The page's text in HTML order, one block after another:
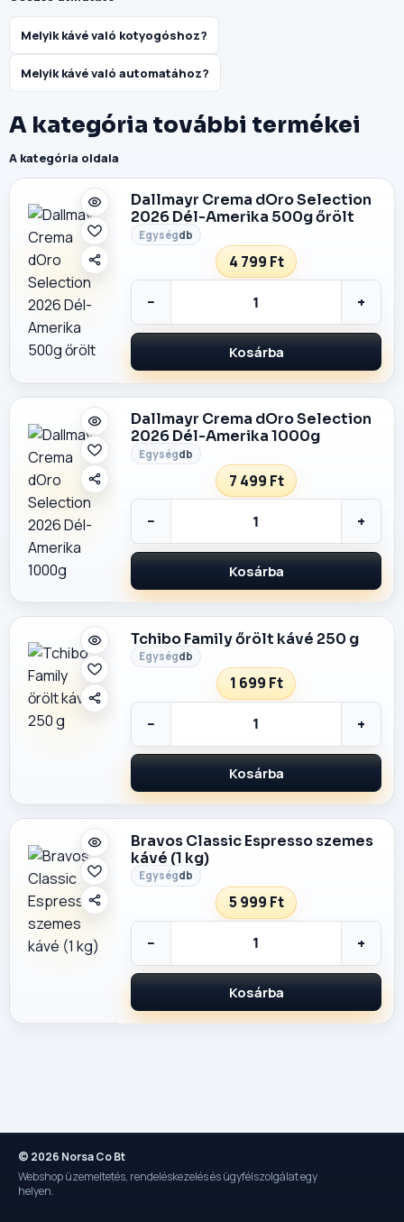
Melyik kávé való kotyogóshoz?
Melyik kávé való automatához?
A kategória további termékei
A kategória oldala
Dallmayr Crema dOro Selection
2026 Dél-Amerika 500g őrölt
db
4 799 Ft
− +
Kosárba
Dallmayr Crema dOro Selection
2026 Dél-Amerika 1000g
db
7 499 Ft
− +
Kosárba
Tchibo Family őrölt kávé 250 g
db
1 699 Ft
− +
Kosárba
Bravos Classic Espresso szemes
kávé (1 kg)
db
5 999 Ft
− +
Kosárba
© 2026 Norsa Co Bt
Webshop üzemeltetés, rendeléskezelés és ügyfélszolgálat egy
helyen.